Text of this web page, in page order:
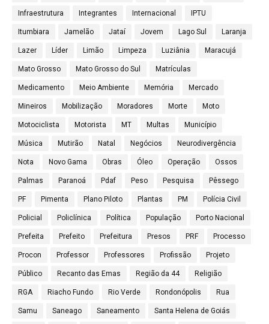
Infraestrutura Integrantes Internacional IPTU
Itumbiara Jamelão Jataí Jovem Lago Sul Laranja
Lazer Líder Limão Limpeza Luziânia Maracujá
Mato Grosso Mato Grosso do Sul Matrículas
Medicamento Meio Ambiente Memória Mercado
Mineiros Mobilização Moradores Morte Moto
Motociclista Motorista MT Multas Município
Música Mutirão Natal Negócios Neurodivergência
Nota Novo Gama Obras Óleo Operação Ossos
Palmas Paranoá Pdaf Peso Pesquisa Pêssego
PF Pimenta Plano Piloto Plantas PM Polícia Civil
Policial Policlínica Política População Porto Nacional
Prefeita Prefeito Prefeitura Presos PRF Processo
Procon Professor Professores Profissão Projeto
Público Recanto das Emas Região da 44 Religião
RGA Riacho Fundo Rio Verde Rondonópolis Rua
Samu Saneago Saneamento Santa Helena de Goiás